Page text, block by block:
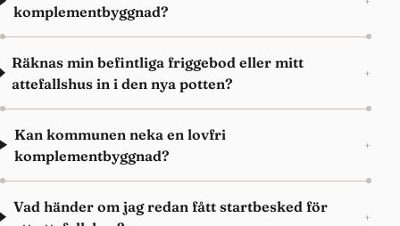
komplementbyggnad?
Räknas min befintliga friggebod eller mitt
attefallshus in i den nya potten?
+
Kan kommunen neka en lovfri
komplementbyggnad?
+
Vad händer om jag redan fått startbesked för
+